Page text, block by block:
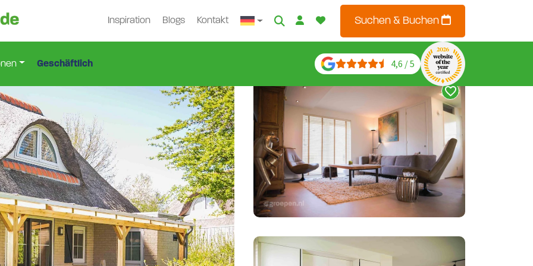
Inspiration Blogs Kontakt Suchen & Buchen
Geschäftlich 4,6 / 5
> Hls-7012